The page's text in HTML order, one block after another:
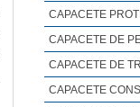
CAPACETE
CAPACETE DE
CAPACETE DE
CAPACETE